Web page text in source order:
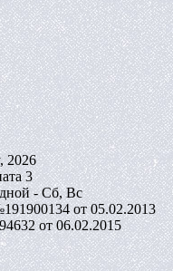
2026
3
- Сб, Вс
от 05.02.2013
от 06.02.2015